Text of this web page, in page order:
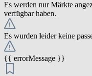
Es werden nur Märkte
verfügbar haben.
Es wurden leider keine
{{ errorMessage }}